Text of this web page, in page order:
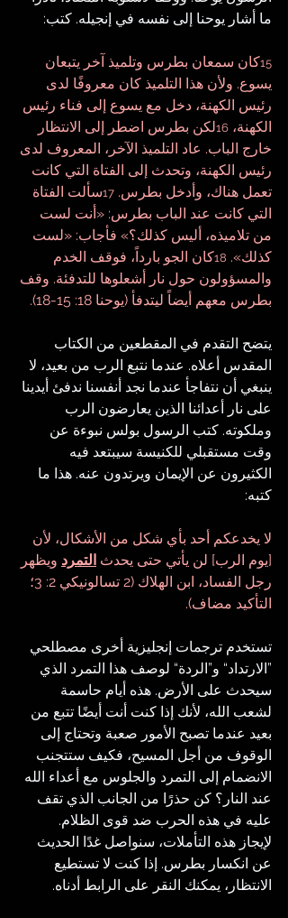
ما أشار يوحنا إلى نفسه في إنجيله. كتب:
15كان سمعان بطرس وتلميذ آخر يتبعان
يسوع. ولأن هذا التلميذ كان معروفًا لدى
رئيس الكهنة، دخل مع يسوع إلى فناء رئيس
الكهنة، 16لكن بطرس اضطر إلى الانتظار
خارج الباب. عاد التلميذ الآخر، المعروف لدى
رئيس الكهنة، وتحدث إلى الفتاة التي كانت
تعمل هناك، وأدخل بطرس. 17سألت الفتاة
التي كانت عند الباب بطرس: «أنت لست
من تلاميذه، أليس كذلك؟» فأجاب: «لست
كذلك». 18كان الجو بارداً، فوقف الخدم
والمسؤولون حول نار أشعلوها للتدفئة. وقف
بطرس معهم أيضاً ليتدفأ (يوحنا 18: 15-18).
يتضح التقدم في المقطعين من الكتاب
المقدس أعلاه. عندما نتبع الرب من بعيد، لا
ينبغي أن نتفاجأ عندما نجد أنفسنا ندفئ أيدينا
على نار أعدائنا الذين يعارضون الرب
وملكوته. كتب الرسول بولس نبوءة عن
وقت مستقبلي للكنيسة سيبتعد فيه
الكثيرون عن الإيمان ويرتدون عنه. هذا ما
كتبه:
لا يخدعكم أحد بأي شكل من الأشكال، لأن
[يوم الرب] لن يأتي حتى يحدث التمرد ويظهر
رجل الفساد، ابن الهلاك (2 تسالونيكي 2: 3؛
التأكيد مضاف).
تستخدم ترجمات إنجليزية أخرى مصطلحي
”الارتداد“ و”الردة“ لوصف هذا التمرد الذي
سيحدث على الأرض. هذه أيام حاسمة
لشعب الله، لأنك إذا كنت أنت أيضًا تتبع من
بعيد عندما تصبح الأمور صعبة وتحتاج إلى
الوقوف من أجل المسيح، فكيف ستتجنب
الانضمام إلى التمرد والجلوس مع أعداء الله
عند النار؟ كن حذرًا من الجانب الذي تقف
عليه في هذه الحرب ضد قوى الظلام.
لإيجاز هذه التأملات، سنواصل غدًا الحديث
عن انكسار بطرس. إذا كنت لا تستطيع
الانتظار، يمكنك النقر على الرابط أدناه.